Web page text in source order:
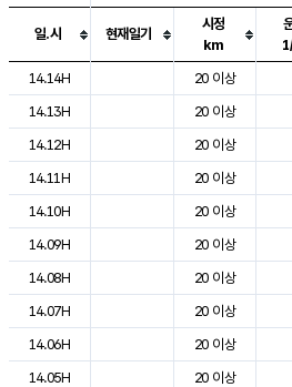
도시별 기상실황표로 지점, 날씨, 기온,
일.시 현재일기
시정
km
14.14H
20 이상
14.13H
20 이상
14.12H
20 이상
14.11H
20 이상
14.10H
20 이상
14.09H
20 이상
14.08H
20 이상
14.07H
20 이상
14.06H
20 이상
14.05H
20 이상